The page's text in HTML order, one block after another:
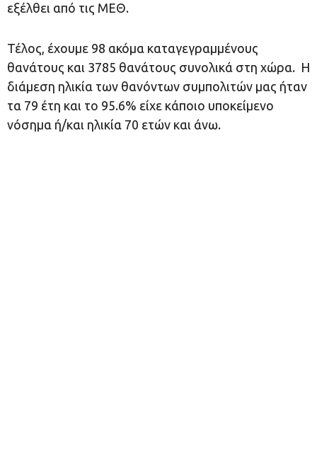
εξέλθει από τις ΜΕΘ.
Τέλος, έχουμε 98 ακόμα καταγεγραμμένους
θανάτους και 3785 θανάτους συνολικά στη χώρα. Η
διάμεση ηλικία των θανόντων συμπολιτών μας ήταν
τα 79 έτη και το 95.6% είχε κάποιο υποκείμενο
νόσημα ή/και ηλικία 70 ετών και άνω.